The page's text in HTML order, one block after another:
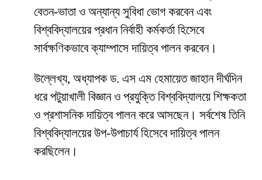
বেতন-ভাতা ও অন্যান্য সুবিধা ভোগ করবেন এবং
বিশ্ববিদ্যালয়ের প্রধান নির্বাহী কর্মকর্তা হিসেবে
সার্বক্ষণিকভাবে ক্যাম্পাসে দায়িত্ব পালন করবেন।
উল্লেখ্য, অধ্যাপক ড. এস এম হেমায়েত জাহান দীর্ঘদিন
ধরে পটুয়াখালী বিজ্ঞান ও প্রযুক্তি বিশ্ববিদ্যালয়ে শিক্ষকতা
ও প্রশাসনিক দায়িত্ব পালন করে আসছেন। সর্বশেষ তিনি
বিশ্ববিদ্যালয়ের উপ-উপাচার্য হিসেবে দায়িত্ব পালন
করছিলেন।